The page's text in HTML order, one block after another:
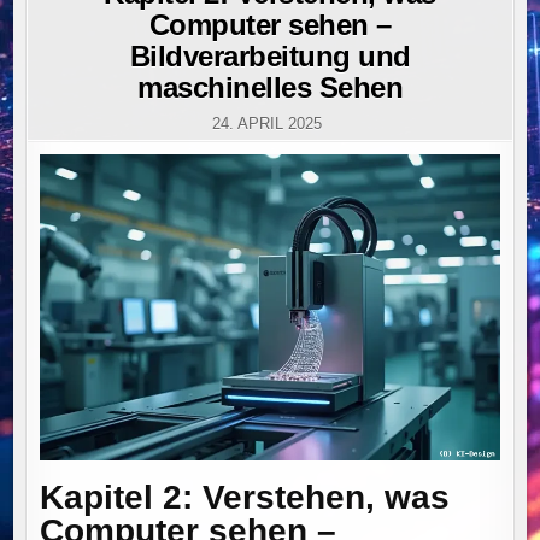
Computer sehen –
Bildverarbeitung und
maschinelles Sehen
24. APRIL 2025
Kapitel 2: Verstehen, was
Computer sehen –